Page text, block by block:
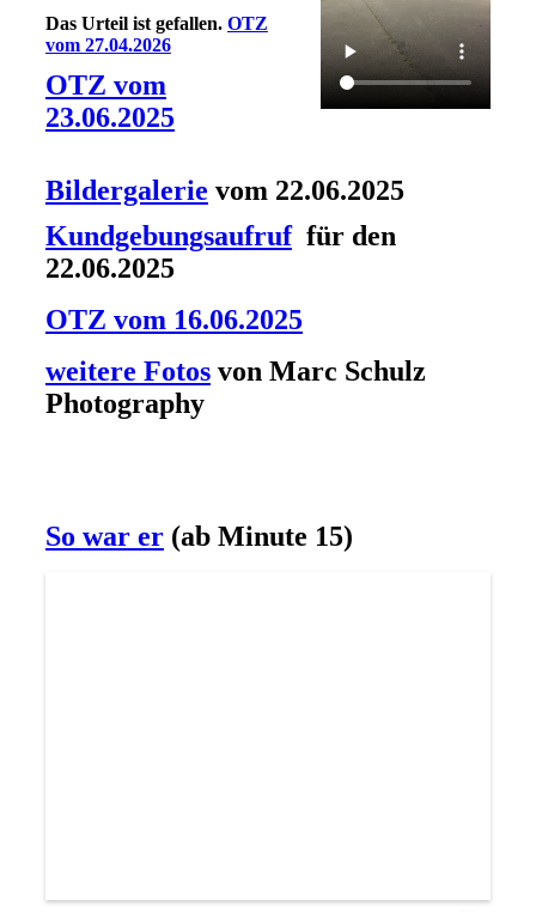
Das Urteil ist gefallen. OTZ
vom 27.04.2026
OTZ vom
23.06.2025
Bildergalerie vom 22.06.2025
Kundgebungsaufruffür den
22.06.2025
OTZ vom 16.06.2025
weitere Fotosvon Marc Schulz
Photography
So war er(ab Minute 15)